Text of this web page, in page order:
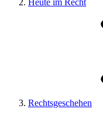
Heute im Recht
Rechtsgeschehen